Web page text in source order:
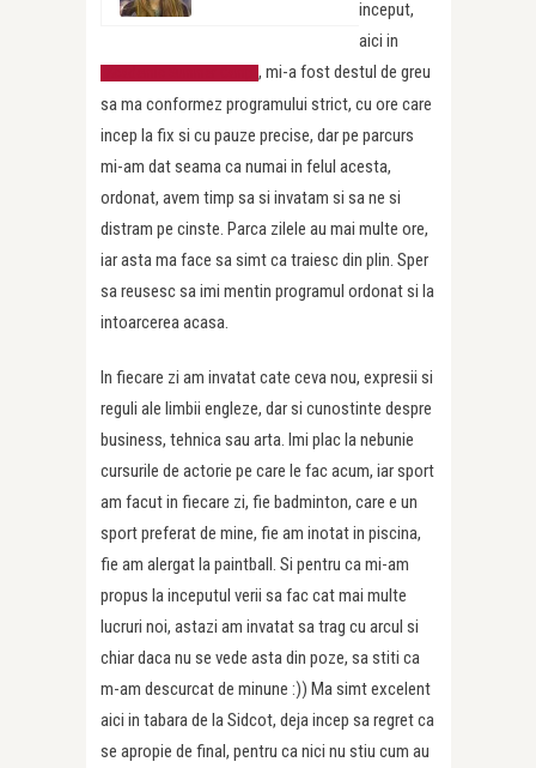
inceput,
aici in
, mi-a fost destul de greu
sa ma conformez programului strict, cu ore care
incep la fix si cu pauze precise, dar pe parcurs
mi-am dat seama ca numai in felul acesta,
ordonat, avem timp sa si invatam si sa ne si
distram pe cinste. Parca zilele au mai multe ore,
iar asta ma face sa simt ca traiesc din plin. Sper
sa reusesc sa imi mentin programul ordonat si la
intoarcerea acasa.
In fiecare zi am invatat cate ceva nou, expresii si
reguli ale limbii engleze, dar si cunostinte despre
business, tehnica sau arta. Imi plac la nebunie
cursurile de actorie pe care le fac acum, iar sport
am facut in fiecare zi, fie badminton, care e un
sport preferat de mine, fie am inotat in piscina,
fie am alergat la paintball. Si pentru ca mi-am
propus la inceputul verii sa fac cat mai multe
lucruri noi, astazi am invatat sa trag cu arcul si
chiar daca nu se vede asta din poze, sa stiti ca
m-am descurcat de minune :)) Ma simt excelent
aici in tabara de la Sidcot, deja incep sa regret ca
se apropie de final, pentru ca nici nu stiu cum au